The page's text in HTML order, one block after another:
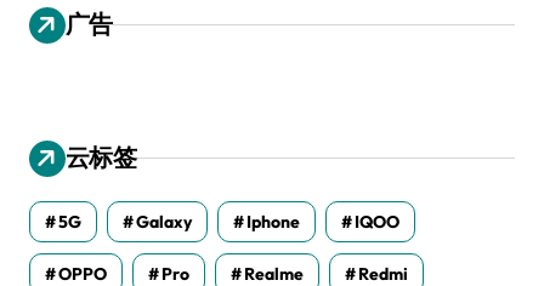
广告
云标签
5G Galaxy Iphone IQOO
OPPO Pro Realme Redmi